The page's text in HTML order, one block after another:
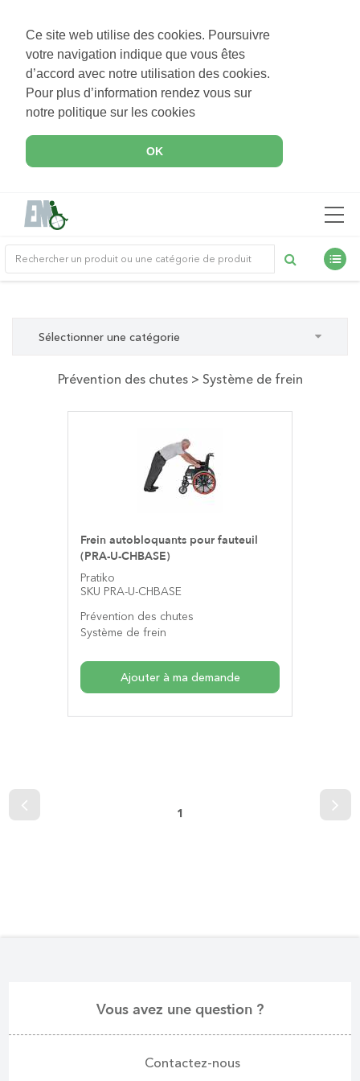
Ce site web utilise des cookies. Poursuivre
votre navigation indique que vous êtes
d’accord avec notre utilisation des cookies.
Pour plus d’information rendez vous sur
notre politique sur les cookies
OK
Prévention des chutes > Système de frein
Sélectionner une catégorie
Frein autobloquants pour fauteuil
(PRA-U-CHBASE)
Pratiko
SKU PRA-U-CHBASE
Prévention des chutes
Système de frein
Ajouter à ma demande
1
Vous avez une question ?
Contactez-nous